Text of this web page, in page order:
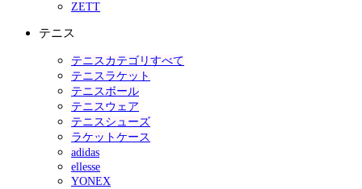
ZETT
テニス
テニスカテゴリすべて
テニスラケット
テニスボール
テニスウェア
テニスシューズ
ラケットケース
adidas
ellesse
YONEX